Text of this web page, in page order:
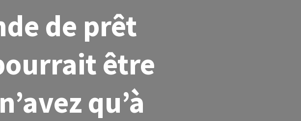
de prêt
être
qu’à